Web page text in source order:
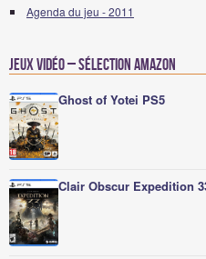
Agenda du jeu - 2011
Jeux vidéo – Sélection Amazon
Ghost of Yotei PS5
Clair Obscur Expedition